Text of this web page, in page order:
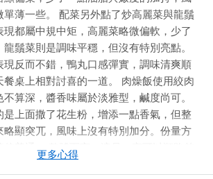
單薄一些。 配菜另外點了炒高麗菜與龍鬚
現都屬中規中矩，高麗菜略微偏軟，少了
龍鬚菜則是調味平穩，但沒有特別亮點。
現反而不錯，鴨丸口感彈實，調味清爽順
餐桌上相對討喜的一道。 肉燥飯使用絞肉
不算深，醬香味屬於淡雅型，鹹度尚可。
是上面撒了花生粉，增添一點香氣，但整
略顯突兀，風味上沒有特別加分。份量方
偏普通。 整體而言，這是一家可以順路前
更多心得